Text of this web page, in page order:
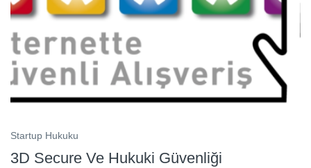
Startup Hukuku
3D Secure Ve Hukuki Güvenliği